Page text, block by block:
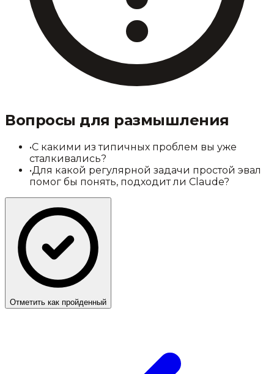
Вопросы для размышления
•С какими из типичных проблем вы уже
сталкивались?
•Для какой регулярной задачи простой эвал
помог бы понять, подходит ли Claude?
Отметить как пройденный